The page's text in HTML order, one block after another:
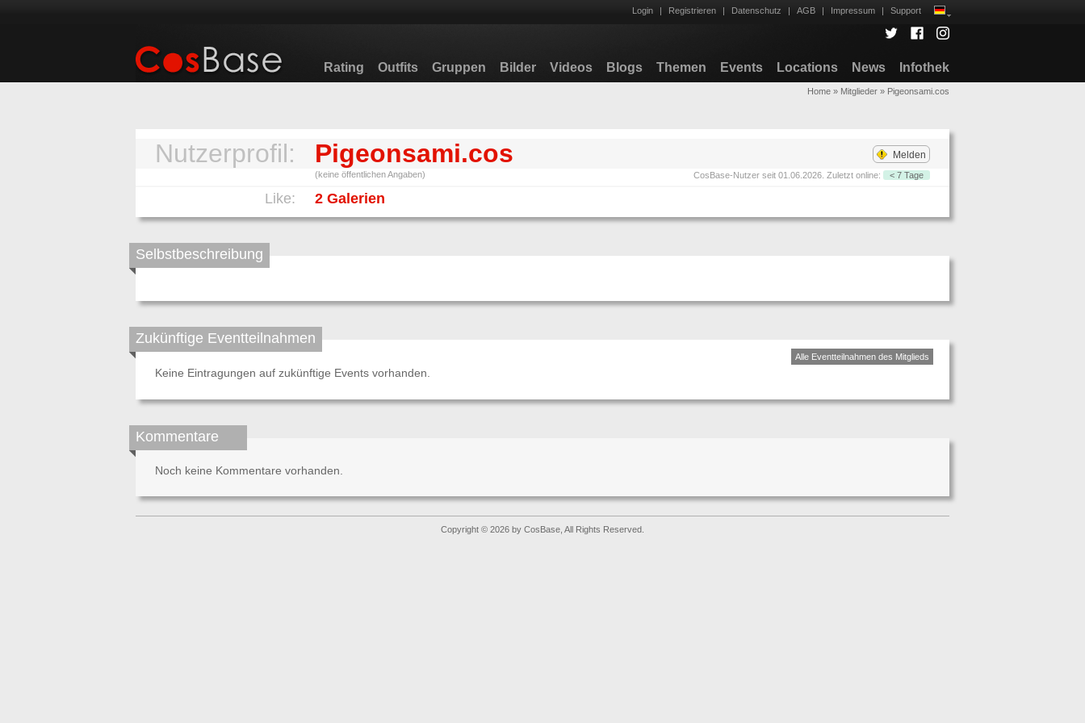
Login | Registrieren | Datenschutz | AGB | Impressum | Support
Rating Outfits Gruppen Bilder Videos Blogs Themen Events Locations News Infothek
Home » Mitglieder » Pigeonsami.cos
Nutzerprofil: Pigeonsami.cos Melden
CosBase-Nutzer seit 01.06.2026. Zuletzt online: < 7 Tage
(keine öffentlichen Angaben)
Like: 2 Galerien
Selbstbeschreibung
Zukünftige Eventteilnahmen
Alle Eventteilnahmen des Mitglieds
Keine Eintragungen auf zukünftige Events vorhanden.
Kommentare
Noch keine Kommentare vorhanden.
Copyright © 2026 by CosBase, All Rights Reserved.